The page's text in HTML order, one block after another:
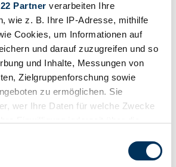
Partner verarbeiten Ihre
wie z. B. Ihre IP-Adresse, mithilfe
Cookies, um Informationen auf
und darauf zuzugreifen und so
und Inhalte, Messungen von
Zielgruppenforschung sowie
zu ermöglichen. Sie
wer Ihre Daten für welche Zwecke
oder widerrufen